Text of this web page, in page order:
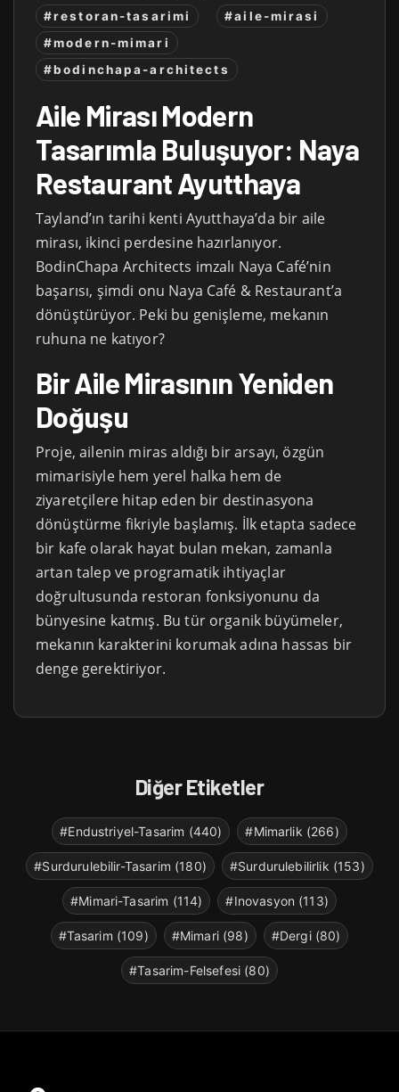
#restoran-tasarimi
#aile-mirasi
#modern-mimari
#bodinchapa-architects
Aile Mirası Modern
Tasarımla Buluşuyor: Naya
Restaurant Ayutthaya
Tayland’ın tarihi kenti Ayutthaya’da bir aile
mirası, ikinci perdesine hazırlanıyor.
BodinChapa Architects imzalı Naya Café’nin
başarısı, şimdi onu Naya Café & Restaurant’a
dönüştürüyor. Peki bu genişleme, mekanın
ruhuna ne katıyor?
Bir Aile Mirasının Yeniden
Doğuşu
Proje, ailenin miras aldığı bir arsayı, özgün
mimarisiyle hem yerel halka hem de
ziyaretçilere hitap eden bir destinasyona
dönüştürme fikriyle başlamış. İlk etapta sadece
bir kafe olarak hayat bulan mekan, zamanla
artan talep ve programatik ihtiyaçlar
doğrultusunda restoran fonksiyonunu da
bünyesine katmış. Bu tür organik büyümeler,
mekanın karakterini korumak adına hassas bir
denge gerektiriyor.
Diğer Etiketler
#Endustriyel-Tasarim (440) #Mimarlik (266)
#Surdurulebilir-Tasarim (180) #Surdurulebilirlik (153)
#Mimari-Tasarim (114) #Inovasyon (113)
#Tasarim (109) #Mimari (98) #Dergi (80)
#Tasarim-Felsefesi (80)